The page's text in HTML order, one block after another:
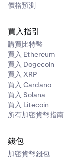
價格預測
買入指引
購買比特幣
買入 Ethereum
買入 Dogecoin
買入 XRP
買入 Cardano
買入 Solana
買入 Litecoin
所有加密貨幣指南
錢包
加密貨幣錢包